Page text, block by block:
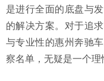
总结
综上所述，在2026年